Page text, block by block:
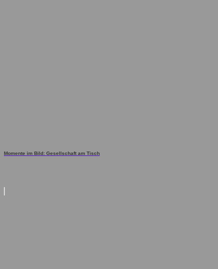
Momente im Bild: Gesellschaft am Tisch